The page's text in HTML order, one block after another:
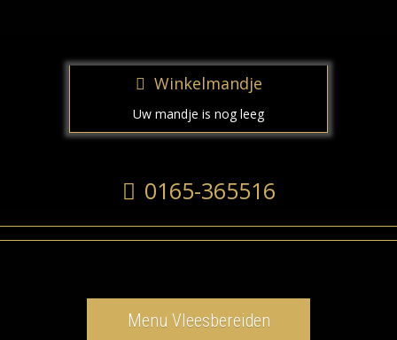
Winkelmandje
Uw mandje is nog leeg
0165-365516
Menu Vleesbereiden